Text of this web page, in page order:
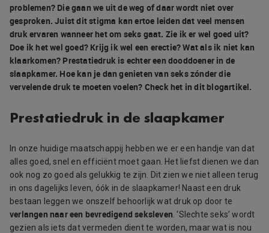
problemen? Die gaan we uit de weg of daar wordt niet over
gesproken. Juist dit stigma kan ertoe leiden dat veel mensen
druk ervaren wanneer het om seks gaat. Zie ik er wel goed uit?
Doe ik het wel goed? Krijg ik wel een erectie? Wat als ik niet kan
klaarkomen? Prestatiedruk is echter een dooddoener in de
slaapkamer. Hoe kan je dan genieten van seks zónder die
vervelende druk te moeten voelen? Check het in dit blogartikel.
Prestatiedruk in de slaapkamer
In onze huidige maatschappij hebben we er een handje van dat
alles goed, snel en efficiënt moet gaan. Het liefst dienen we dan
ook nog zo goed als gelukkig te zijn. Dit zien we niet alleen terug
in ons dagelijks leven, óók in de slaapkamer! Naast een druk
bestaan leggen we onszelf behoorlijk wat druk op door te
verlangen naar een bevredigend seksleven . ‘Slechte seks’ wordt
gezien als iets dat vermeden dient te worden, maar wat is nou